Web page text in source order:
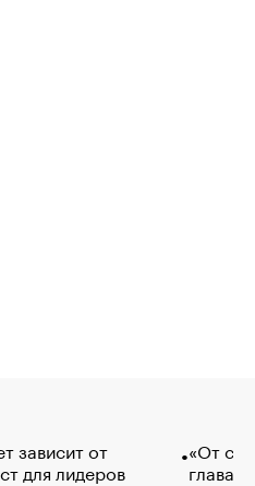
зависит от
для лидеров
«От
глава